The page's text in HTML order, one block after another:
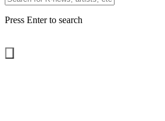
Press Enter to search